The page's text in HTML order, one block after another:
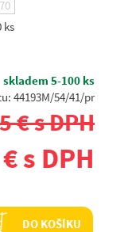
70
ks
skladem 5-100 ks
44193M/54/41/pr
€ s DPH
s DPH
DO KOŠÍKU